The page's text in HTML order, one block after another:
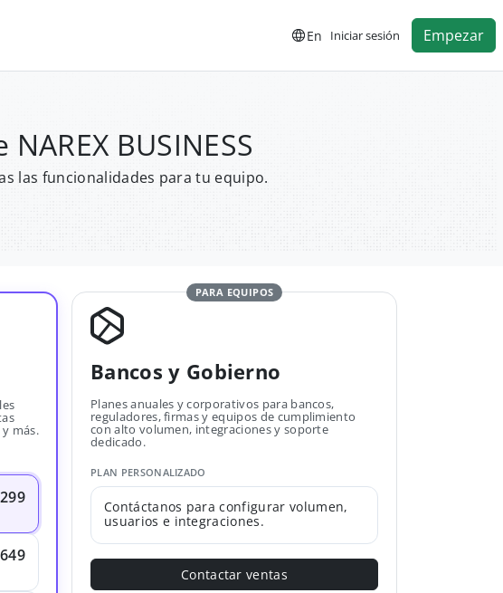
En Iniciar sesión Empezar
BUSINESS
las funcionalidades para tu equipo.
más.
PARA EQUIPOS
Bancos y Gobierno
Planes anuales y corporativos para bancos,
reguladores, firmas y equipos de cumplimiento
con alto volumen, integraciones y soporte
dedicado.
PLAN PERSONALIZADO
Contáctanos para configurar volumen,
usuarios e integraciones.
Contactar ventas